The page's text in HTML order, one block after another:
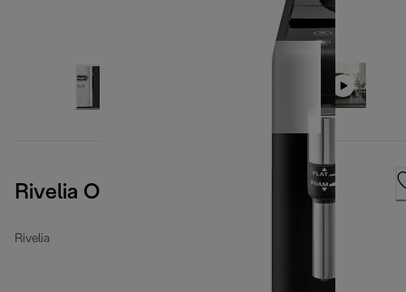
Rivelia Onyx Black
Rivelia